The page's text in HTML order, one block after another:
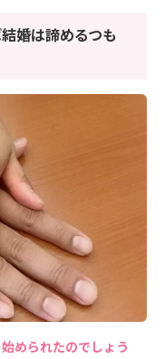
婚は諦めるつも
められたのでしょう